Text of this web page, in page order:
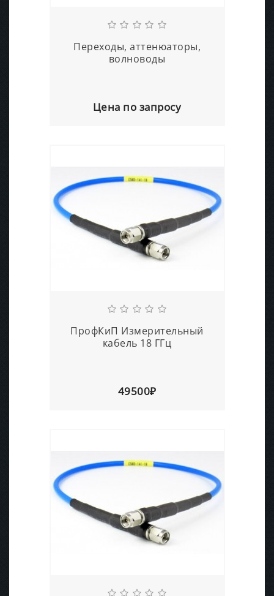
Переходы, аттенюаторы,
волноводы
Цена по запросу
ПрофКиП Измерительный
кабель 18 ГГц
49500₽